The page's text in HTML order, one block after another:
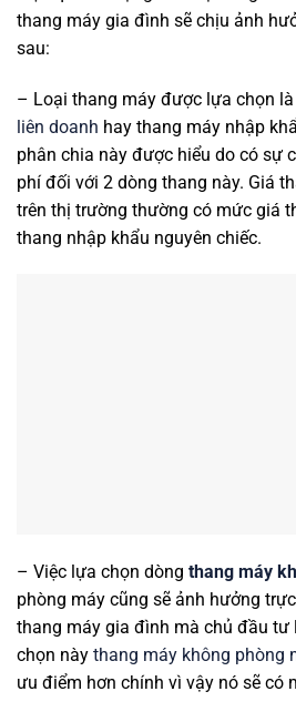
thang máy gia đình sẽ chịu ảnh
sau:
– Loại thang máy được lựa chọn là
liên doanh hay thang máy nhập
phân chia này được hiểu do có sự
phí đối với 2 dòng thang này. Giá
trên thị trường thường có mức giá
thang nhập khẩu nguyên chiếc.
– Việc lựa chọn dòng thang máy
phòng máy cũng sẽ ảnh hưởng
thang máy gia đình mà chủ đầu tư
chọn này thang máy không phòng
ưu điểm hơn chính vì vậy nó sẽ có